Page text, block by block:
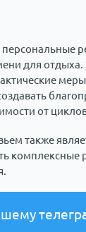
для
от
также
комплексные